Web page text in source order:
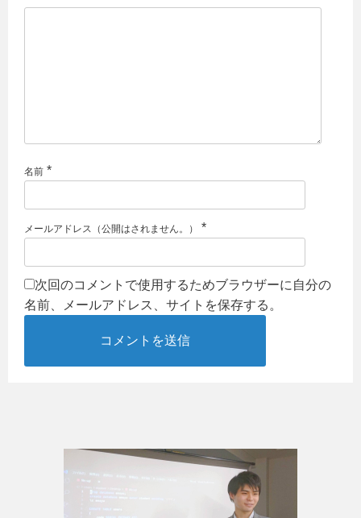
名前 *
メールアドレス（公開はされません。） *
次回のコメントで使用するためブラウザーに自分の
名前、メールアドレス、サイトを保存する。